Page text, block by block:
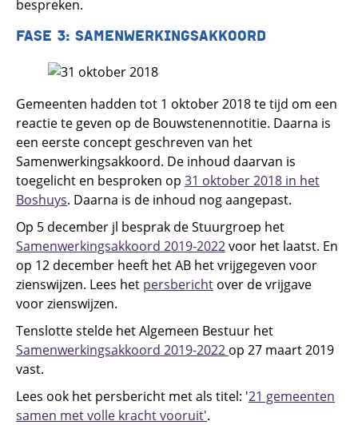
bespreken.
FASE 3: SAMENWERKINGSAKKOORD
Gemeenten hadden tot 1 oktober 2018 te tijd om een
reactie te geven op de Bouwstenennotitie. Daarna is
een eerste concept geschreven van het
Samenwerkingsakkoord. De inhoud daarvan is
toegelicht en besproken op 31 oktober 2018 in het
Boshuys. Daarna is de inhoud nog aangepast.
Op 5 december jl besprak de Stuurgroep het
Samenwerkingsakkoord 2019-2022voor het laatst. En
op 12 december heeft het AB het vrijgegeven voor
zienswijzen. Lees het persbericht over de vrijgave
voor zienswijzen.
Tenslotte stelde het Algemeen Bestuur het
Samenwerkingsakkoord 2019-2022 op 27 maart 2019
vast.
Lees ook het persbericht met als titel: '21 gemeenten
samen met volle kracht vooruit'.